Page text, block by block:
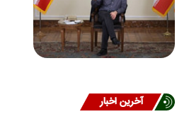
آخرین اخبار